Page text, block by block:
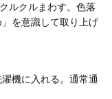
ルクルまわす。色落
を意識して取り上げ
機に入れる。通常通